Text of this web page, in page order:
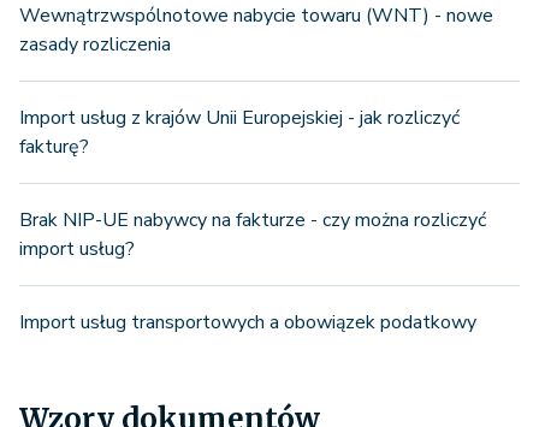
Wewnątrzwspólnotowe nabycie towaru (WNT) - nowe
zasady rozliczenia
Import usług z krajów Unii Europejskiej - jak rozliczyć
fakturę?
Brak NIP-UE nabywcy na fakturze - czy można rozliczyć
import usług?
Import usług transportowych a obowiązek podatkowy
Wzory dokumentów